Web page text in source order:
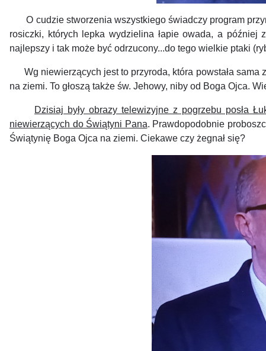
O cudzie stworzenia wszystkiego świadczy program
rosiczki, których lepka wydzielina łapie owada, a
najlepszy i tak może być odrzucony...do tego wielkie ptaki
Wg niewierzących jest to przyroda, która powstała sama
na ziemi. To głoszą także św. Jehowy, niby od Boga Ojca.
Dzisiaj były obrazy telewizyjne z pogrzebu posła
niewierzących do Świątyni Pana. Prawdopodobnie
Świątynię Boga Ojca na ziemi. Ciekawe czy żegnał się?